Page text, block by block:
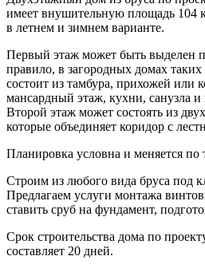
имеет внушительную площадь 104
в летнем и зимнем варианте.
Первый этаж может быть выделен
правило, в загородных домах
состоит из тамбура, прихожей или
мансардный этаж, кухни, санузла и
Второй этаж может состоять из
которые объединяет коридор с
Планировка условна и меняется по
Строим из любого вида бруса под
Предлагаем услуги монтажа
ставить сруб на фундамент,
Срок строительства дома по
составляет 20 дней.